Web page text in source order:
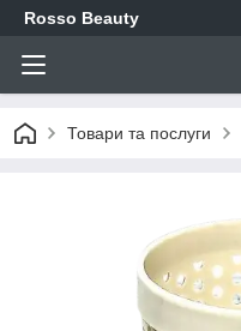
Rosso Beauty
Товари та послуги